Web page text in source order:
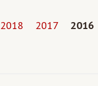
2018 2017 2016